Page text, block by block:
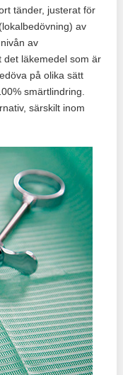
tänder, justerat för
av
av
det läkemedel som är
på olika sätt
smärtlindring.
särskilt inom